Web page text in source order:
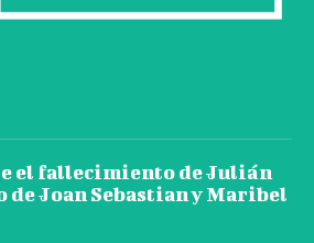
el fallecimiento de Julián
Joan Sebastian y Maribel